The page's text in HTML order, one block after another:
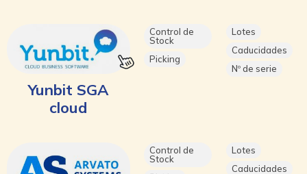
Yunbit SGA
cloud
Control de
Stock
Picking
Lotes
Caducidades
Nº de serie
Control de
Stock
Lotes
Caducidades